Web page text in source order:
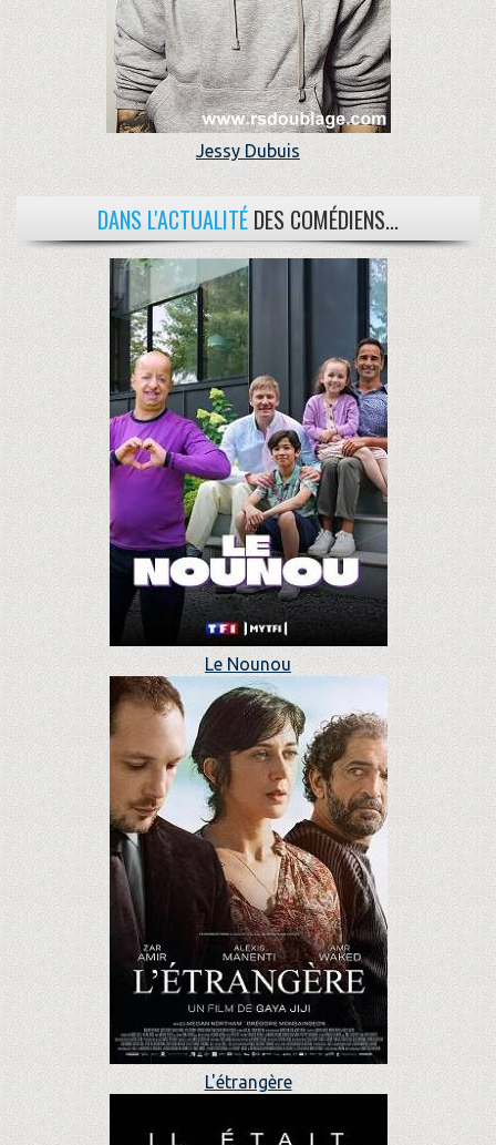
Jessy Dubuis
DANS L'ACTUALITÉ DES COMÉDIENS...
Le Nounou
L'étrangère